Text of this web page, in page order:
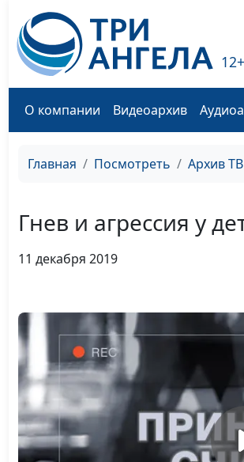
12+
О компании Видеоархив
Главная Посмотреть Архив
Гнев и агрессия у
11 декабря 2019